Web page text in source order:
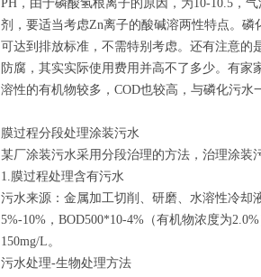
PH，由于磷酸氢根离子的原因，为10-10.5，
剂，要适当考虑Zn离子的酸碱溶两性特点。
可达到排放标准，不需特别考虑。还有注意的
防腐，其实实际使用费用并高不了多少。有
溶性的有机物较多，COD也较高，与磷化污水
膜过程分段处理涂装污水
某厂涂装污水采用分段治理的方法，治理涂装
1.膜过程处理含有污水
污水来源：金属加工切削、研磨、水溶性冷却
5%-10%，BOD500*10-4%（有机物浓度为
150mg/L。
污水处理-生物处理方法